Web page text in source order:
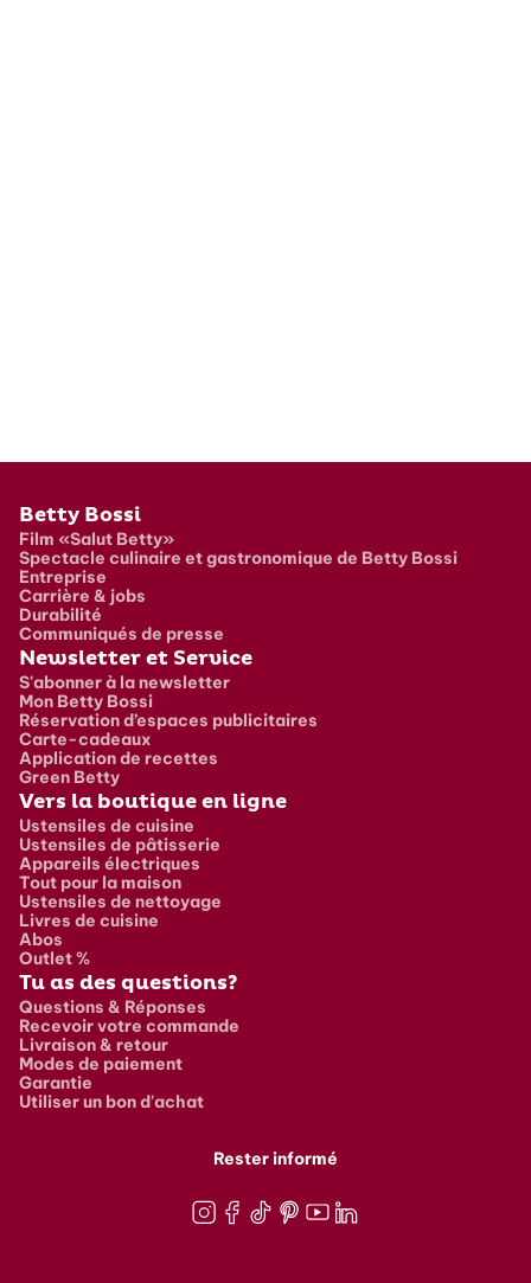
Pied de page
Betty Bossi
Film «Salut Betty»
Spectacle culinaire et gastronomique de Betty Bossi
Entreprise
Carrière & jobs
Durabilité
Communiqués de presse
Newsletter et Service
S'abonner à la newsletter
Mon Betty Bossi
Réservation d’espaces publicitaires
Carte-cadeaux
Application de recettes
Green Betty
Vers la boutique en ligne
Ustensiles de cuisine
Ustensiles de pâtisserie
Appareils électriques
Tout pour la maison
Ustensiles de nettoyage
Livres de cuisine
Abos
Outlet %
Tu as des questions?
Questions & Réponses
Recevoir votre commande
Livraison & retour
Modes de paiement
Garantie
Utiliser un bon d'achat
Rester informé